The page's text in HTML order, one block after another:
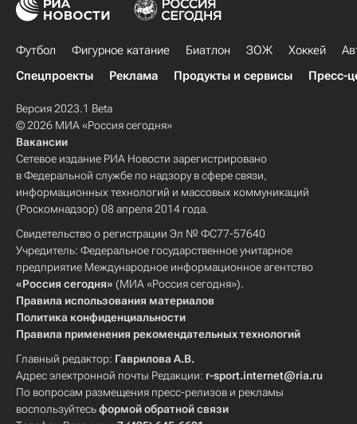
Футбол Фигурное катание Биатлон ЗОЖ Хоккей
Спецпроекты
Реклама Продукты и сервисы Пресс-
Версия 2023.1 Beta
© 2026 МИА «Россия сегодня»
Вакансии
Сетевое издание РИА Новости зарегистрировано
в Федеральной службе по надзору в сфере связи,
информационных технологий и массовых коммуникаций
(Роскомнадзор) 08 апреля 2014 года.
Свидетельство о регистрации Эл № ФС77-57640
Учредитель: Федеральное государственное унитарное
предприятие Международное информационное агентство
«Россия сегодня» (МИА «Россия сегодня»).
Правила использования материалов
Политика конфиденциальности
Правила применения рекомендательных технологий
Главный редактор: Гаврилова А.В.
Адрес электронной почты Редакции: r-sport.internet@ria.ru
По вопросам размещения пресс-релизов и рекламы
воспользуйтесьформой обратной связи